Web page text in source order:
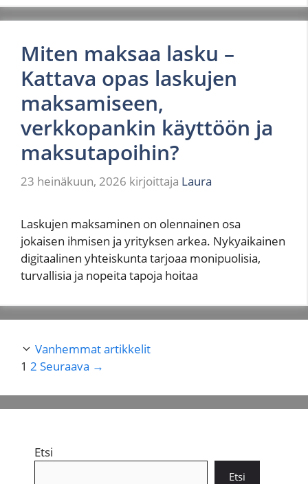
Miten maksaa lasku –
Kattava opas laskujen
maksamiseen,
verkkopankin käyttöön ja
maksutapoihin?
23 heinäkuun, 2026 kirjoittaja Laura
Laskujen maksaminen on olennainen osa
jokaisen ihmisen ja yrityksen arkea. Nykyaikainen
digitaalinen yhteiskunta tarjoaa monipuolisia,
turvallisia ja nopeita tapoja hoitaa
Vanhemmat artikkelit
Sivu
1 Sivu
2 Seuraava →
Etsi
Etsi